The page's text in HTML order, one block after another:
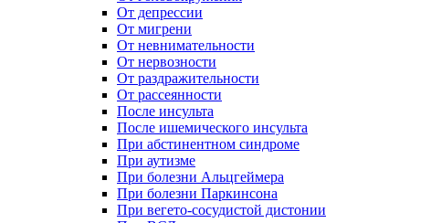
От депрессии
От мигрени
От невнимательности
От нервозности
От раздражительности
От рассеянности
После инсульта
После ишемического инсульта
При абстинентном синдроме
При аутизме
При болезни Альцгеймера
При болезни Паркинсона
При вегето-сосудистой дистонии